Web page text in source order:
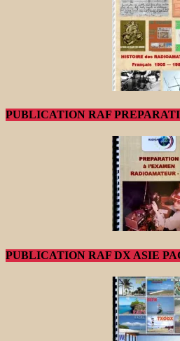
PUBLICATION RAF
PUBLICATION RAF DX ASIE